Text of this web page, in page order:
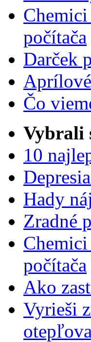
počítača
Darček
Čo
Vybrali
10
Hady
Zradné
počítača
Ako
Vyrieši